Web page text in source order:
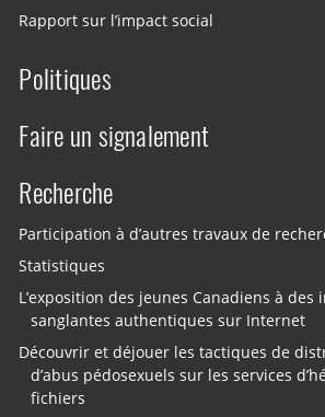
Rapport sur l’impact social
Politiques
Faire un signalement
Recherche
Participation à d’autres travaux de
Statistiques
L’exposition des jeunes Canadiens à des
sanglantes authentiques sur Internet
Découvrir et déjouer les tactiques de
d’abus pédosexuels sur les services
fichiers